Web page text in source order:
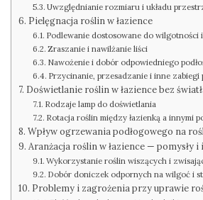
Uwzględnianie rozmiaru i układu
Pielęgnacja roślin w łazience
Podlewanie dostosowane do wilgotności
Zraszanie i nawilżanie liści
Nawożenie i dobór odpowiedniego
Przycinanie, przesadzanie i inne zabiegi
Doświetlanie roślin w łazience bez
Rodzaje lamp do doświetlania
Rotacja roślin między łazienką a innymi
Wpływ ogrzewania podłogowego na
Aranżacja roślin w łazience — pomysły i
Wykorzystanie roślin wiszących i
Dobór doniczek odpornych na wilgoć i
Problemy i zagrożenia przy uprawie